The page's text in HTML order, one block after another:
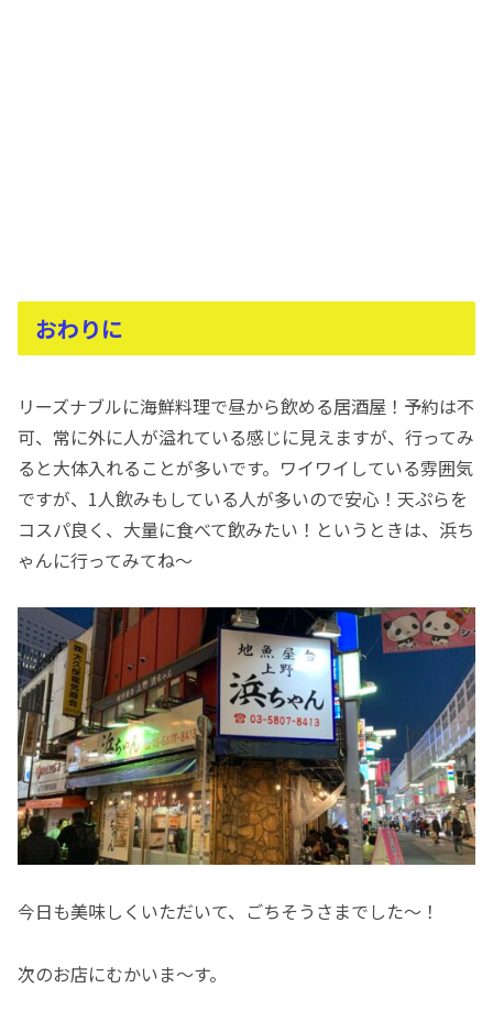
おわりに
リーズナブルに海鮮料理で昼から飲める居酒屋！予約は不
可、常に外に人が溢れている感じに見えますが、行ってみ
ると大体入れることが多いです。ワイワイしている雰囲気
ですが、1人飲みもしている人が多いので安心！天ぷらを
コスパ良く、大量に食べて飲みたい！というときは、浜ち
ゃんに行ってみてね〜
今日も美味しくいただいて、ごちそうさまでした〜！
次のお店にむかいま〜す。